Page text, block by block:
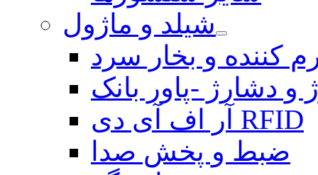
شیلد و ماژول
کننده و بخار سرد
و دشارژ -پاور بانک
آر اف آی دی RFID
ضبط و پخش صدا